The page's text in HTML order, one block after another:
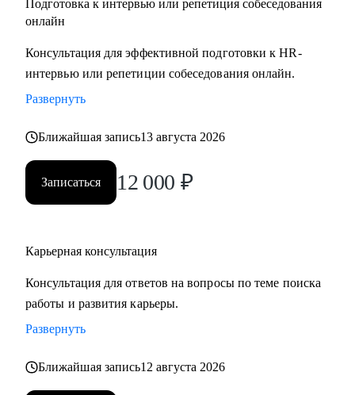
Подготовка к интервью или репетиция собеседования
онлайн
Консультация для эффективной подготовки к HR-
интервью или репетиции собеседования онлайн.
Развернуть
Ближайшая запись13 августа 2026
Записаться 12 000 ₽
Карьерная консультация
Консультация для ответов на вопросы по теме поиска
работы и развития карьеры.
Развернуть
Ближайшая запись12 августа 2026